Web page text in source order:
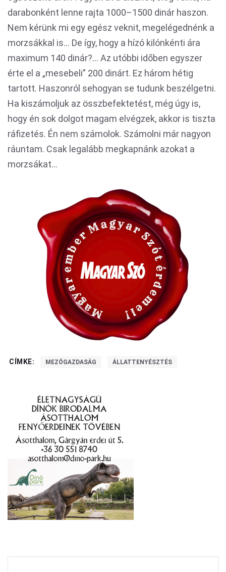
darabonként lenne rajta 1000–1500 dinár haszon.
Nem kérünk mi egy egész veknit, megelégednénk a
morzsákkal is... De így, hogy a hízó kilónkénti ára
maximum 140 dinár?... Az utóbbi időben egyszer
érte el a „mesebeli” 200 dinárt. Ez három hétig
tartott. Haszonról sehogyan se tudunk beszélgetni.
Ha kiszámoljuk az összbefektetést, még úgy is,
hogy én sok dolgot magam elvégzek, akkor is tiszta
ráfizetés. Én nem számolok. Számolni már nagyon
ráuntam. Csak legalább megkapnánk azokat a
morzsákat...
CÍMKE: MEZŐGAZDASÁG ÁLLATTENYÉSZTÉS